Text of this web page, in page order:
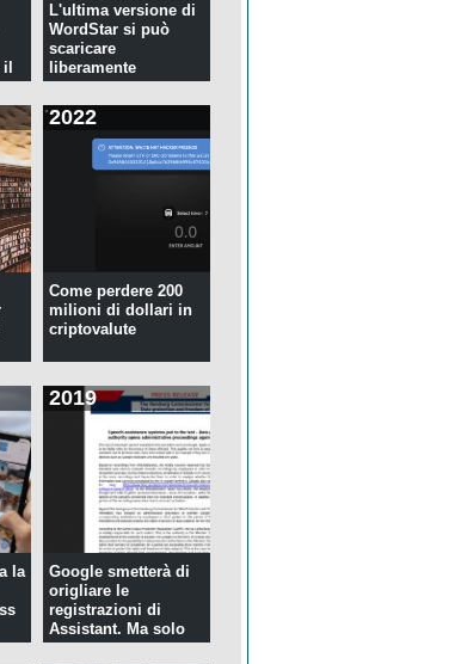
L'ultima versione di
WordStar si può
scaricare
liberamente
2022
Come perdere 200
milioni di dollari in
criptovalute
la
2019
Google smetterà di
origliare le
registrazioni di
Assistant. Ma solo
per tre...